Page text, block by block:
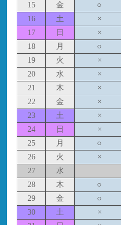
15
金 ○
16
土 ×
17
日 ×
18
月 ○
19
火 ×
20
水 ×
21
木 ×
22
金 ×
23
土 ×
24
日 ×
25
月 ○
26
火 ×
27
水
28
木 ○
29
金 ○
30
土 ×